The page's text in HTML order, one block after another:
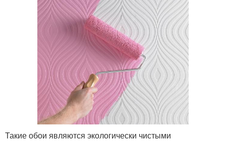
Такие обои являются экологически чистыми